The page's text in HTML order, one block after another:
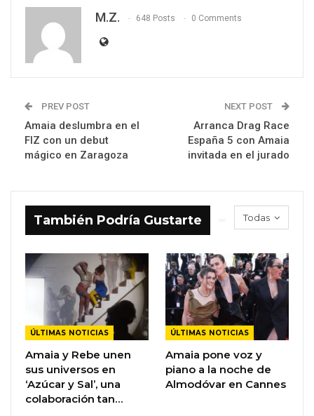
M.Z. 648 Posts 0 Comments
PREV POST
Amaia deslumbra en el
FIZ con un debut
mágico en Zaragoza
NEXT POST
Arranca Drag Race
España 5 con Amaia
invitada en el jurado
Todas
También Podría Gustarte
ÚLTIMAS NOTICIAS
Amaia y Rebe unen
sus universos en
‘Azúcar y Sal’, una
colaboración tan…
ÚLTIMAS NOTICIAS
Amaia pone voz y
piano a la noche de
Almodóvar en Cannes